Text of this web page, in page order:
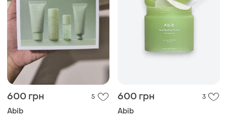
600 грн 5
Abib
600 грн 3
Abib